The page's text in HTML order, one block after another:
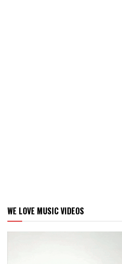
WE LOVE MUSIC VIDEOS